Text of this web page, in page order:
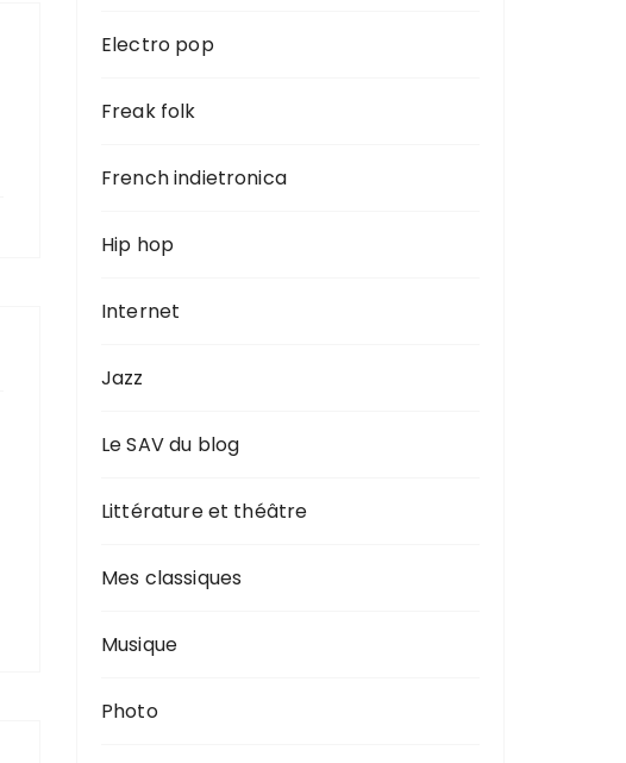
Electro pop
Freak folk
French indietronica
Hip hop
Internet
Jazz
Le SAV du blog
Littérature et théâtre
Mes classiques
Musique
Photo